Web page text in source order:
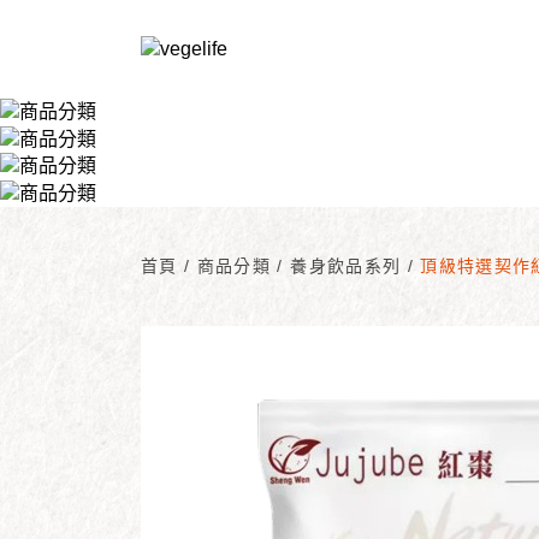
首頁/ 商品分類/ 養身飲品系列 / 頂級特選契作